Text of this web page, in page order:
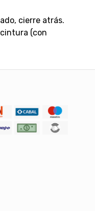
cierre atrás.
(con